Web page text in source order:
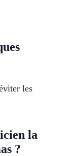
les
la
?